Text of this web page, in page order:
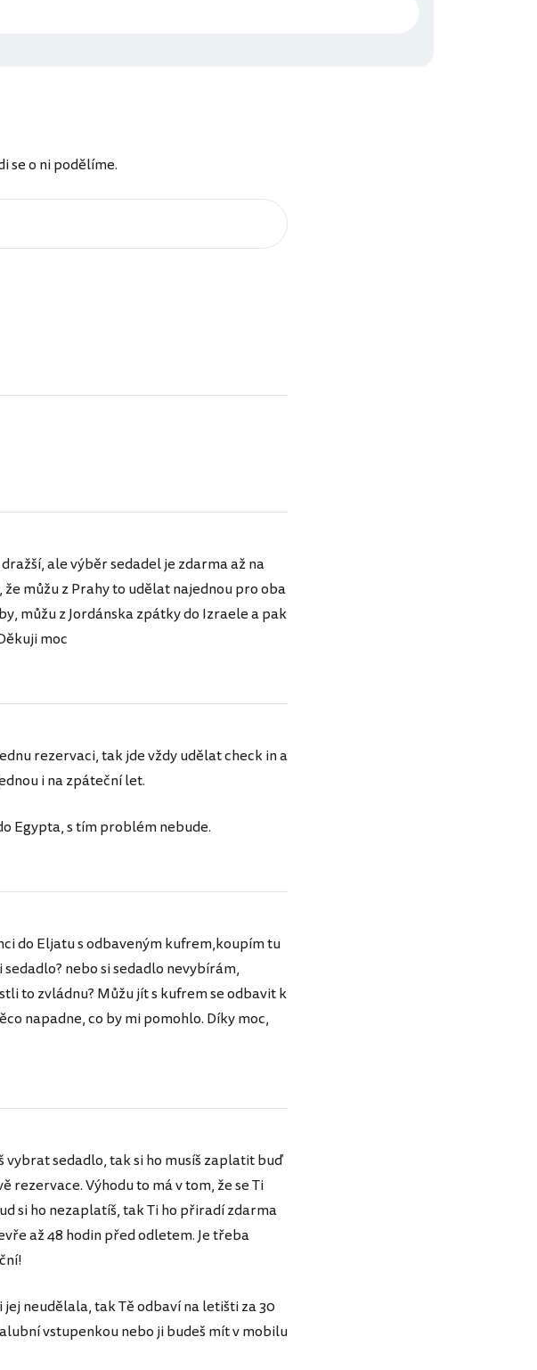
se o ni podělíme.
ale výběr sedadel je zdarma až na
můžu z Prahy to udělat najednou pro oba
můžu z Jordánska zpátky do Izraele a pak
moc
rezervaci, tak jde vždy udělat check in a
i na zpáteční let.
Egypta, s tím problém nebude.
do Eljatu s odbaveným kufrem,koupím tu
nebo si sedadlo nevybírám,
to zvládnu? Můžu jít s kufrem se odbavit k
napadne, co by mi pomohlo. Díky moc,
sedadlo, tak si ho musíš zaplatit buď
Výhodu to má v tom, že se Ti
si ho nezaplatíš, tak Ti ho přiradí zdarma
až 48 hodin před odletem. Je třeba
neudělala, tak Tě odbaví na letišti za 30
vstupenkou nebo ji budeš mít v mobilu